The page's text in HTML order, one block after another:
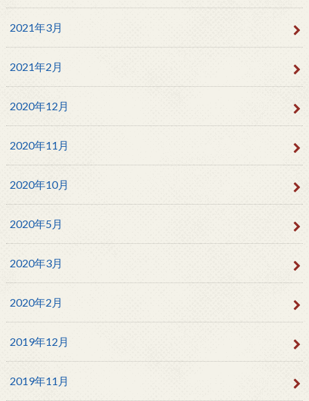
2021年3月
2021年2月
2020年12月
2020年11月
2020年10月
2020年5月
2020年3月
2020年2月
2019年12月
2019年11月